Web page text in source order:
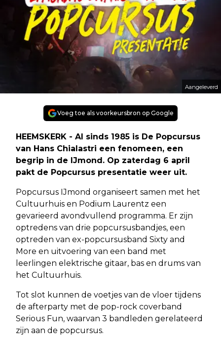
Aangeleverd
Voeg toe als voorkeursbron op Google
HEEMSKERK - Al sinds 1985 is De Popcursus
van Hans Chialastri een fenomeen, een
begrip in de IJmond. Op zaterdag 6 april
pakt de Popcursus presentatie weer uit.
Popcursus IJmond organiseert samen met het
Cultuurhuis en Podium Laurentz een
gevarieerd avondvullend programma. Er zijn
optredens van drie popcursusbandjes, een
optreden van ex-popcursusband Sixty and
More en uitvoering van een band met
leerlingen elektrische gitaar, bas en drums van
het Cultuurhuis.
Tot slot kunnen de voetjes van de vloer tijdens
de afterparty met de pop-rock coverband
Serious Fun, waarvan 3 bandleden gerelateerd
zijn aan de popcursus.